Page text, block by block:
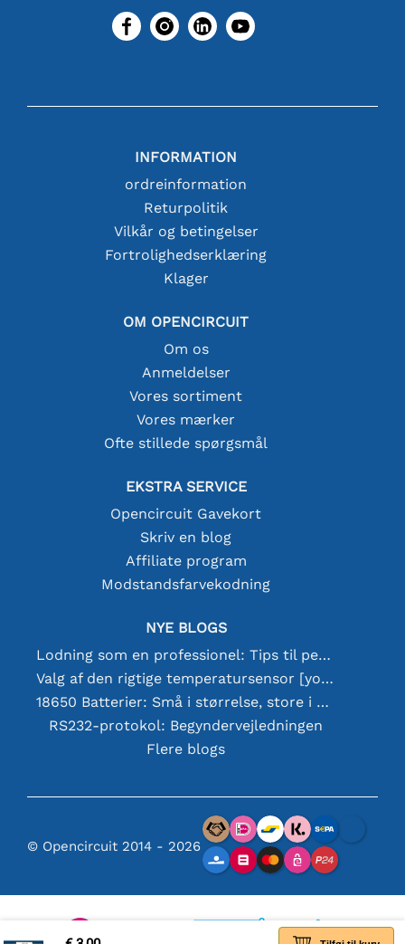
INFORMATION
ordreinformation
Returpolitik
Vilkår og betingelser
Fortrolighedserklæring
Klager
OM OPENCIRCUIT
Om os
Anmeldelser
Vores sortiment
Vores mærker
Ofte stillede spørgsmål
EKSTRA SERVICE
Opencircuit Gavekort
Skriv en blog
Affiliate program
Modstandsfarvekodning
NYE BLOGS
Lodning som en professionel: Tips til perfekte elektroniske forbindelser
Valg af den rigtige temperatursensor [youtube]
18650 Batterier: Små i størrelse, store i ydeevne
RS232-protokol: Begyndervejledningen
Flere blogs
© Opencircuit 2014 - 2026